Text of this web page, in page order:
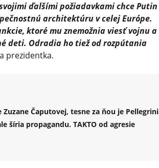
ďalšími požiadavkami chce Putin
architektúru v celej Európe.
ktoré mu znemožnia viesť vojnu a
deti. Odradia ho tiež od rozpútania
prezidentka.
Zuzane Čaputovej, tesne za ňou je Pellegrini
šíria propagandu. TAKTO od agresie